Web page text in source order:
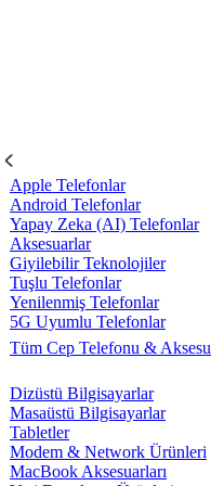
Apple Telefonlar
Android Telefonlar
Yapay Zeka (AI) Telefonlar
Aksesuarlar
Giyilebilir Teknolojiler
Tuşlu Telefonlar
Yenilenmiş Telefonlar
5G Uyumlu Telefonlar
Tüm Cep Telefonu &
Dizüstü Bilgisayarlar
Masaüstü Bilgisayarlar
Tabletler
Modem & Network Ürünleri
MacBook Aksesuarları